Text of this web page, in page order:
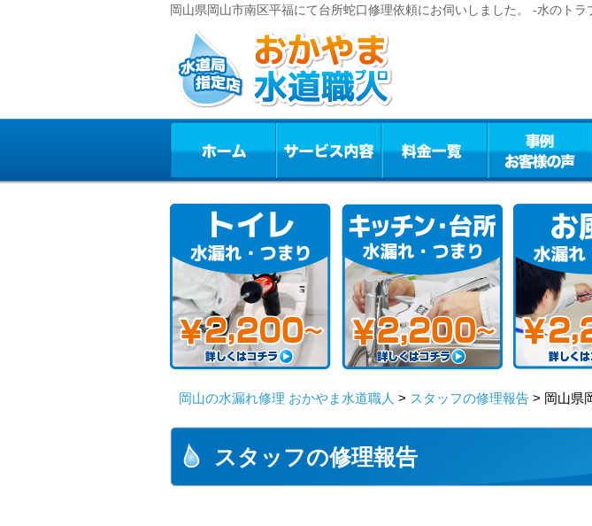
岡山県岡山市南区平福にて台所蛇口修理依頼にお伺いしました。 -水のトラ
岡山の水漏れ修理 おかやま水道職人 > スタッフの修理報告 > 岡山県
スタッフの修理報告